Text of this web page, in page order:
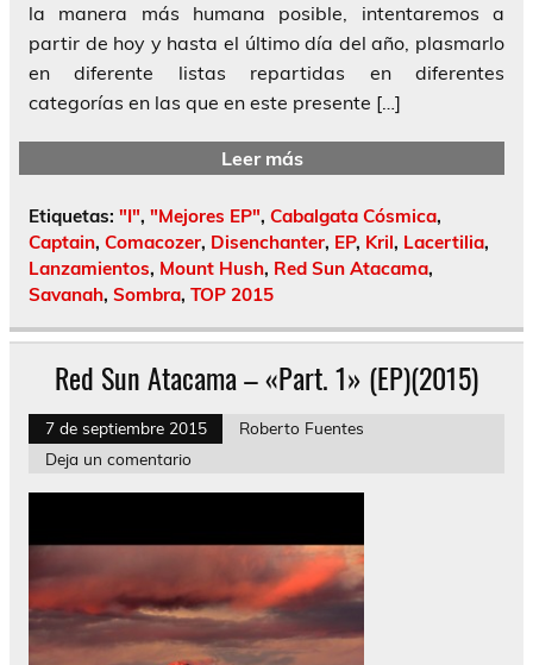
la manera más humana posible, intentaremos a
partir de hoy y hasta el último día del año, plasmarlo
en diferente listas repartidas en diferentes
categorías en las que en este presente […]
Leer más
Etiquetas: "I", "Mejores EP", Cabalgata Cósmica,
Captain, Comacozer, Disenchanter, EP, Kril, Lacertilia,
Lanzamientos, Mount Hush, Red Sun Atacama,
Savanah, Sombra, TOP 2015
Red Sun Atacama – «Part. 1» (EP)(2015)
7 de septiembre 2015
Roberto Fuentes
Deja un comentario